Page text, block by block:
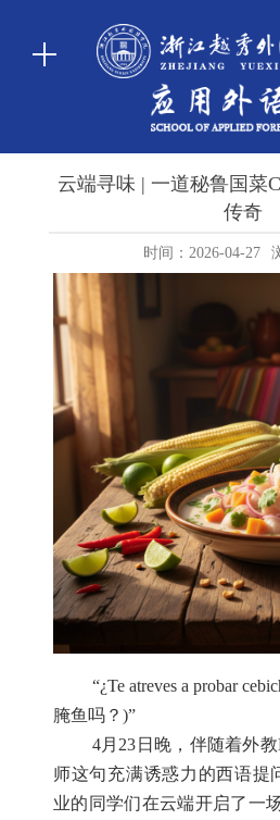
云端寻味 | 一道秘鲁国菜
传奇
时间：2026-04-27
“¿Te atreves a probar
腌鱼吗？)”
4月23日晚，伴随着外
师这句充满诱惑力的西语提
业的同学们在云端开启了一